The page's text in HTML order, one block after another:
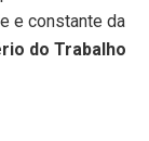
e constante da
do Trabalho